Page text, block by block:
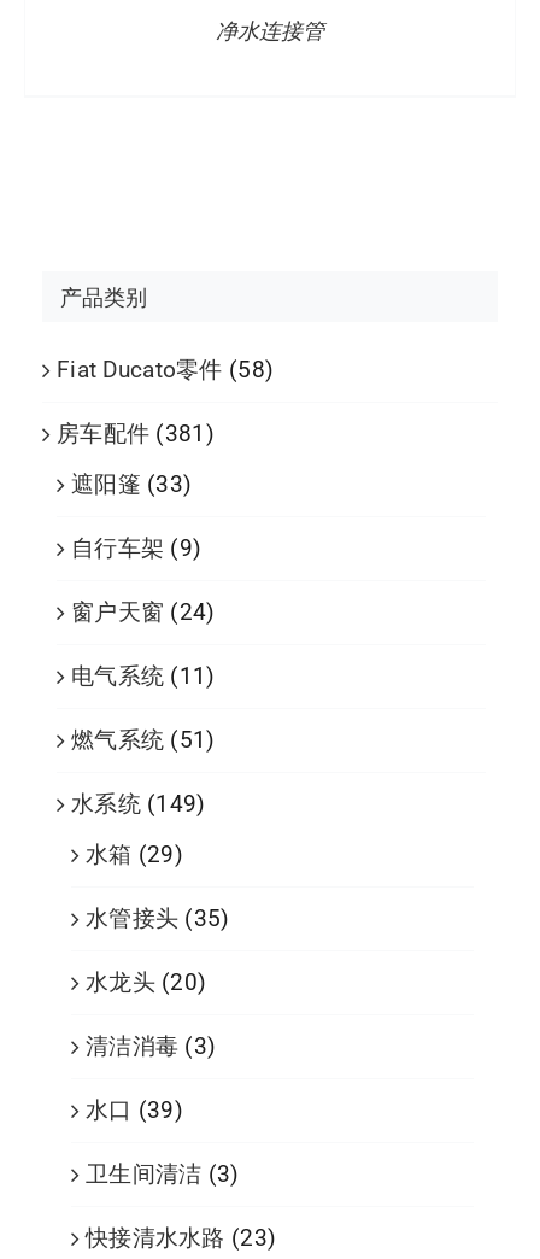
净水连接管
产品类别
Fiat Ducato零件 (58)
房车配件 (381)
遮阳篷 (33)
自行车架 (9)
窗户天窗 (24)
电气系统 (11)
燃气系统 (51)
水系统 (149)
水箱 (29)
水管接头 (35)
水龙头 (20)
清洁消毒 (3)
水口 (39)
卫生间清洁 (3)
快接清水水路 (23)